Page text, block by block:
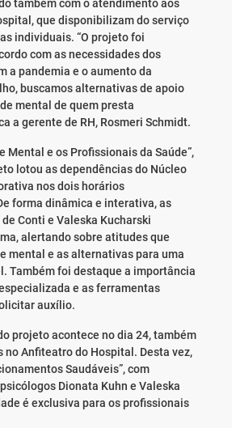
também com o atendimento aos
que disponibilizam do serviço
individuais. “O projeto foi
com as necessidades dos
a pandemia e o aumento da
buscamos alternativas de apoio
mental de quem presta
a gerente de RH, Rosmeri Schmidt.
Mental e os Profissionais da Saúde”,
lotou as dependências do Núcleo
nos dois horários
forma dinâmica e interativa, as
Conti e Valeska Kucharski
alertando sobre atitudes que
mental e as alternativas para uma
Também foi destaque a importância
e as ferramentas
auxílio.
projeto acontece no dia 24, também
no Anfiteatro do Hospital. Desta vez,
Saudáveis”, com
Dionata Kuhn e Valeska
é exclusiva para os profissionais